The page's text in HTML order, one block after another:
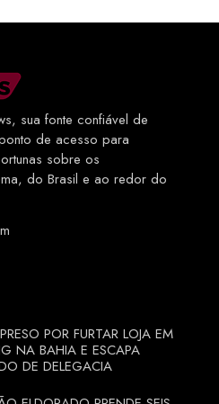
sua fonte confiável de
de acesso para
sobre os
do Brasil e ao redor do
POR FURTAR LOJA EM
NA BAHIA E ESCAPA
DE DELEGACIA